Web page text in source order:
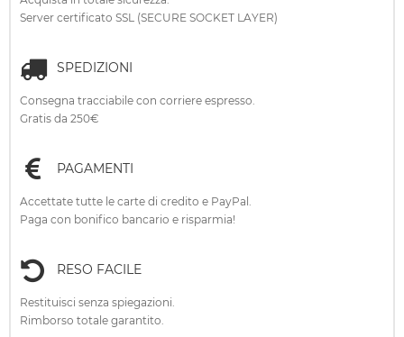
Server certificato SSL (SECURE SOCKET LAYER)
SPEDIZIONI
Consegna tracciabile con corriere espresso.
Gratis da 250€
PAGAMENTI
Accettate tutte le carte di credito e PayPal.
Paga con bonifico bancario e risparmia!
RESO FACILE
Restituisci senza spiegazioni.
Rimborso totale garantito.